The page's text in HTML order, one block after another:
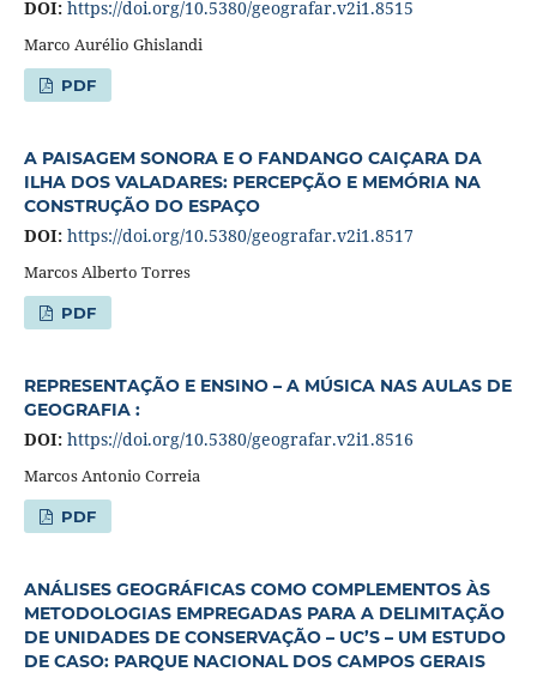
DOI: https://doi.org/10.5380/geografar.v2i1.8515
Marco Aurélio Ghislandi
PDF
A PAISAGEM SONORA E O FANDANGO CAIÇARA DA
ILHA DOS VALADARES: PERCEPÇÃO E MEMÓRIA NA
CONSTRUÇÃO DO ESPAÇO
DOI: https://doi.org/10.5380/geografar.v2i1.8517
Marcos Alberto Torres
PDF
REPRESENTAÇÃO E ENSINO – A MÚSICA NAS AULAS DE
GEOGRAFIA :
DOI: https://doi.org/10.5380/geografar.v2i1.8516
Marcos Antonio Correia
PDF
ANÁLISES GEOGRÁFICAS COMO COMPLEMENTOS ÀS
METODOLOGIAS EMPREGADAS PARA A DELIMITAÇÃO
DE UNIDADES DE CONSERVAÇÃO – UC’S – UM ESTUDO
DE CASO: PARQUE NACIONAL DOS CAMPOS GERAIS